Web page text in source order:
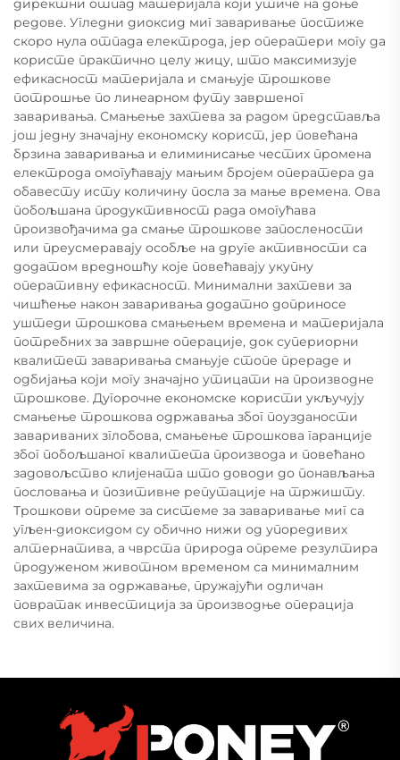
директни отпад материјала који утиче на доње
редове. Угледни диоксид миг заваривање постиже
скоро нула отпада електрода, јер оператери могу да
користе практично целу жицу, што максимизује
ефикасност материјала и смањује трошкове
потрошње по линеарном футу завршеног
заваривања. Смањење захтева за радом представља
још једну значајну економску корист, јер повећана
брзина заваривања и елиминисање честих промена
електрода омогућавају мањим бројем оператера да
обавесту исту количину посла за мање времена. Ова
побољшана продуктивност рада омогућава
произвођачима да смање трошкове запослености
или преусмеравају особље на друге активности са
додатом вредношћу које повећавају укупну
оперативну ефикасност. Минимални захтеви за
чишћење након заваривања додатно доприносе
уштеди трошкова смањењем времена и материјала
потребних за завршне операције, док супериорни
квалитет заваривања смањује стопе прераде и
одбијања који могу значајно утицати на производне
трошкове. Дугорочне економске користи укључују
смањење трошкова одржавања због поузданости
завариваних зглобова, смањење трошкова гаранције
због побољшаног квалитета производа и повећано
задовољство клијената што доводи до понављања
пословања и позитивне репутације на тржишту.
Трошкови опреме за системе за заваривање миг са
угљен-диоксидом су обично нижи од упоредивих
алтернатива, а чврста природа опреме резултира
продуженом животном временом са минималним
захтевима за одржавање, пружајући одличан
повратак инвестиција за производње операција
свих величина.